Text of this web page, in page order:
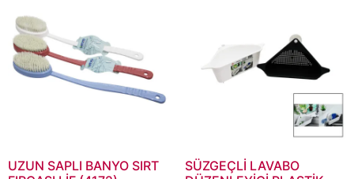
UZUN SAPLI BANYO SIRT
SÜZGEÇLİ LAVABO